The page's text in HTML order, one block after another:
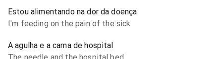
Estou alimentando na dor da doença
I'm feeding on the pain of the sick
A agulha e a cama de hospital